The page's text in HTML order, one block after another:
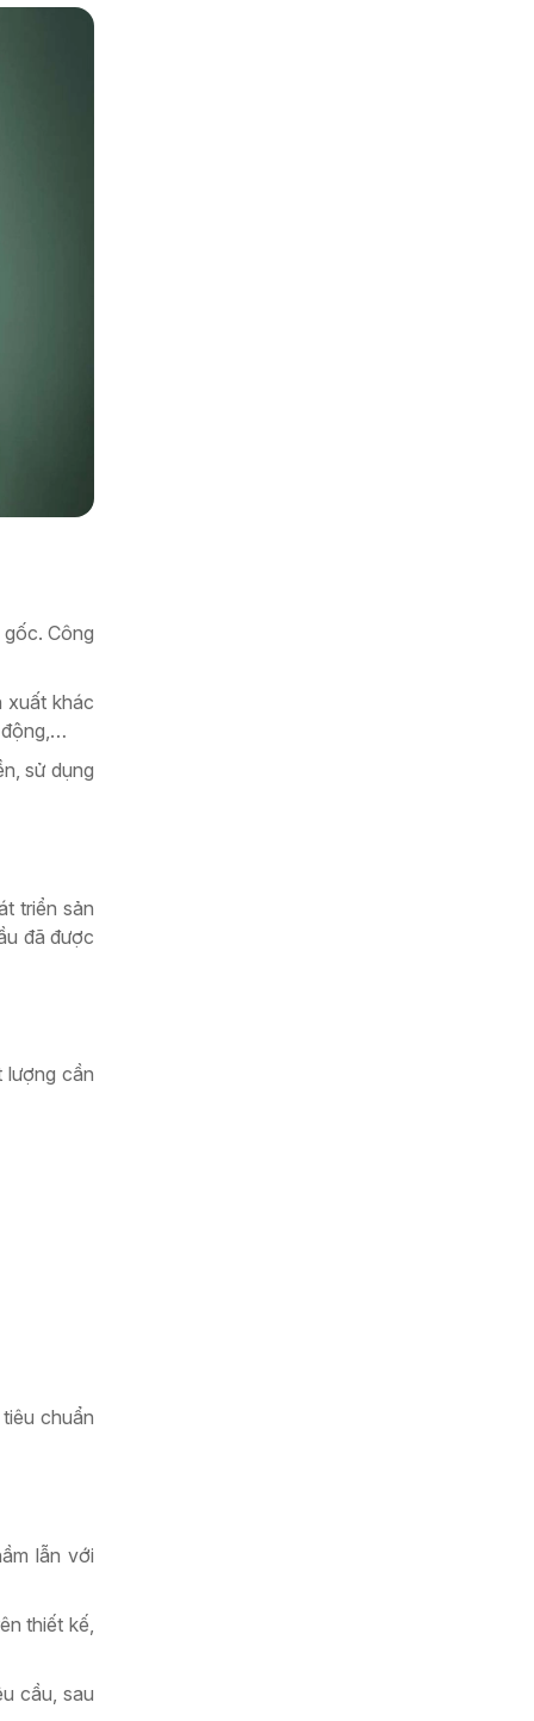
Công
xuất khác
động,…
sử dụng
triển sản
đã được
lượng cần
chuẩn
lẫn với
thiết kế,
cầu, sau